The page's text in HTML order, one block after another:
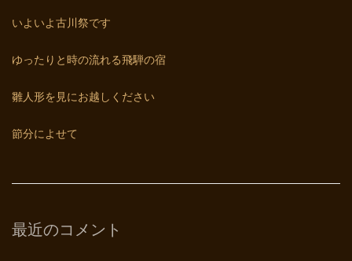
いよいよ古川祭です
ゆったりと時の流れる飛騨の宿
雛人形を見にお越しください
節分によせて
最近のコメント